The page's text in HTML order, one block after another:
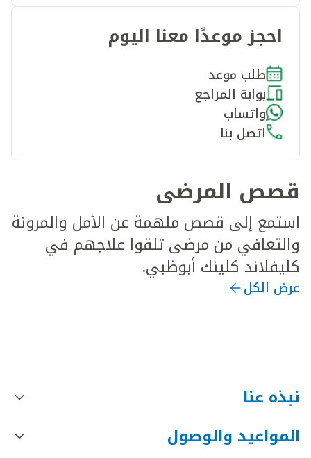
احجز موعدًا معنا اليوم
طلب موعد
بوابة المراجع
واتساب
اتصل بنا
قصص المرضى
استمع إلى قصص ملهمة عن الأمل والمرونة
والتعافي من مرضى تلقوا علاجهم في
كليفلاند كلينك أبوظبي.
عرض الكل
نبذه عنا
المواعيد والوصول